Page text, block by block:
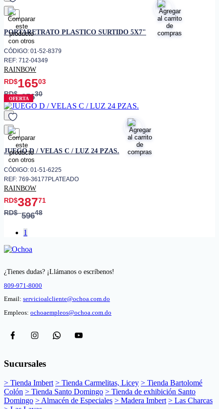
favorito
PORTARETRATO PLASTICO SURTIDO 5X7"
CÓDIGO: 01-52-8379
REF: 712-04349
RAINBOW
RD$16503
RD$25630
OFERTA
favorito
JUEGO D / VELAS C / LUZ 24 PZAS.
CÓDIGO: 01-51-6225
REF: 769-36177PLATEADO
RAINBOW
RD$38771
RD$59648
1
¿Tienes dudas? ¡Llámanos o escríbenos!
809-971-8000
Email: servicioalcliente@ochoa.com.do
Empleos: ochoaempleos@ochoa.com.do
Sucursales
> Tienda Imbert > Tienda Carmelitas, Licey > Tienda Bartolomé
Colón > Tienda Santo Domingo > Tienda de exhibición Santo
Domingo > Almacén de Especiales > Madera Imbert > Las Charcas